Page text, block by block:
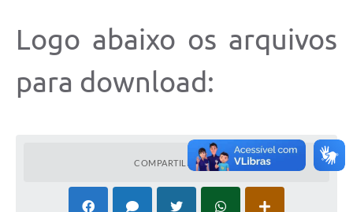
Logo abaixo os arquivos
para download:
COMPARTILHAR